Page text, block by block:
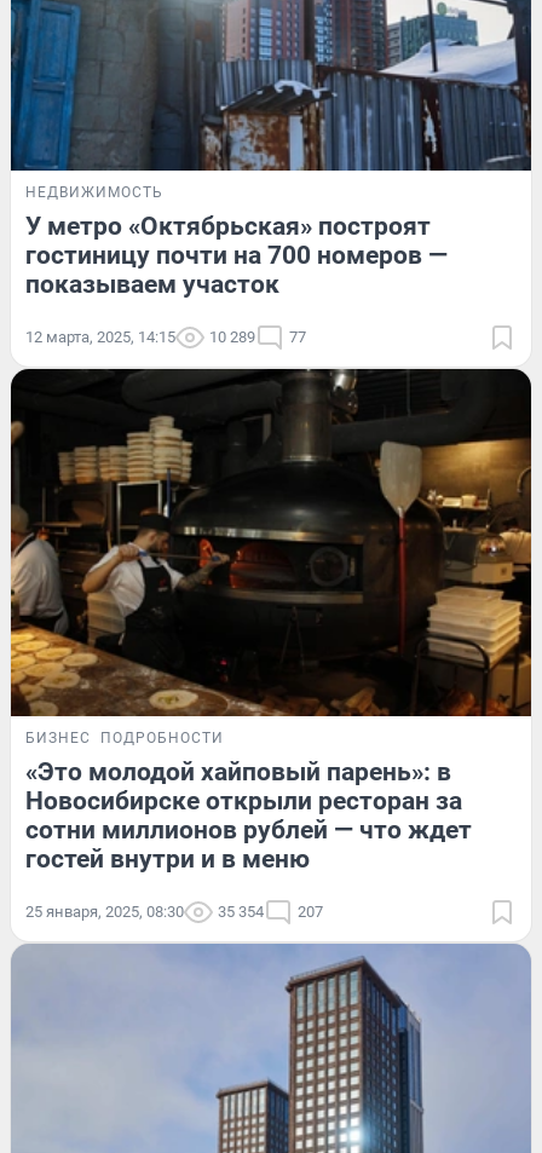
НЕДВИЖИМОСТЬ
У метро «Октябрьская» построят
гостиницу почти на 700 номеров —
показываем участок
12 марта, 2025, 14:15 10 289 77
БИЗНЕС ПОДРОБНОСТИ
«Это молодой хайповый парень»: в
Новосибирске открыли ресторан за
сотни миллионов рублей — что ждет
гостей внутри и в меню
25 января, 2025, 08:30 35 354 207